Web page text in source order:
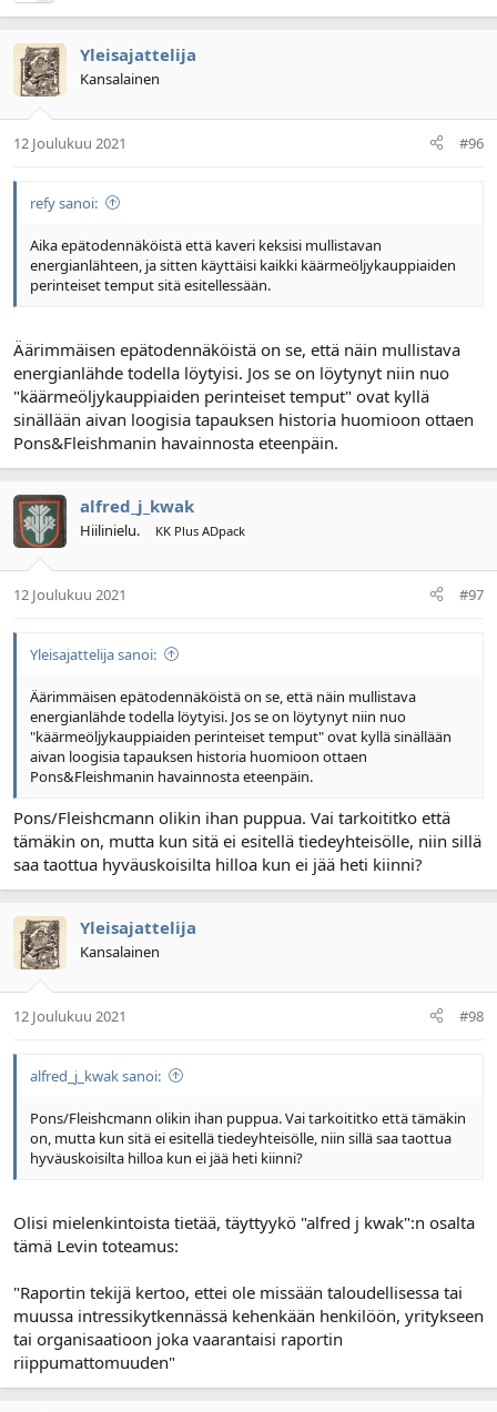
Yleisajattelija
Kansalainen
12 Joulukuu 2021 #96
refy sanoi:
Aika epätodennäköistä että kaveri keksisi mullistavan
energianlähteen, ja sitten käyttäisi kaikki käärmeöljykauppiaiden
perinteiset temput sitä esitellessään.
Äärimmäisen epätodennäköistä on se, että näin mullistava
energianlähde todella löytyisi. Jos se on löytynyt niin nuo
"käärmeöljykauppiaiden perinteiset temput" ovat kyllä
sinällään aivan loogisia tapauksen historia huomioon ottaen
Pons&Fleishmanin havainnosta eteenpäin.
alfred_j_kwak
Hiilinielu. KK Plus ADpack
12 Joulukuu 2021 #97
Yleisajattelija sanoi:
Äärimmäisen epätodennäköistä on se, että näin mullistava
energianlähde todella löytyisi. Jos se on löytynyt niin nuo
"käärmeöljykauppiaiden perinteiset temput" ovat kyllä sinällään
aivan loogisia tapauksen historia huomioon ottaen
Pons&Fleishmanin havainnosta eteenpäin.
Pons/Fleishcmann olikin ihan puppua. Vai tarkoititko että
tämäkin on, mutta kun sitä ei esitellä tiedeyhteisölle, niin sillä
saa taottua hyväuskoisilta hilloa kun ei jää heti kiinni?
Yleisajattelija
Kansalainen
12 Joulukuu 2021 #98
alfred_j_kwak sanoi:
Pons/Fleishcmann olikin ihan puppua. Vai tarkoititko että tämäkin
on, mutta kun sitä ei esitellä tiedeyhteisölle, niin sillä saa taottua
hyväuskoisilta hilloa kun ei jää heti kiinni?
Olisi mielenkintoista tietää, täyttyykö "alfred j kwak":n osalta
tämä Levin toteamus:
"Raportin tekijä kertoo, ettei ole missään taloudellisessa tai
muussa intressikytkennässä kehenkään henkilöön, yritykseen
tai organisaatioon joka vaarantaisi raportin
riippumattomuuden"